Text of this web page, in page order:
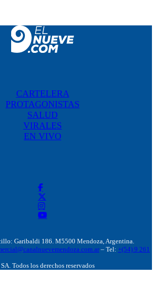
CARTELERA
PROTAGONISTAS
SALUD
VIRALES
EN VIVO
Garibaldi 186. M5500 Mendoza, Argentina.
– Tel: +(54) 9 261
Todos los derechos reservados